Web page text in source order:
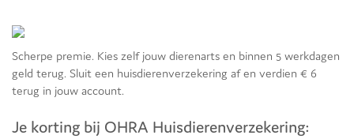
Scherpe premie. Kies zelf jouw dierenarts en binnen 5 werkdagen
geld terug. Sluit een huisdierenverzekering af en verdien € 6
terug in jouw account.
Je korting bij OHRA Huisdierenverzekering: